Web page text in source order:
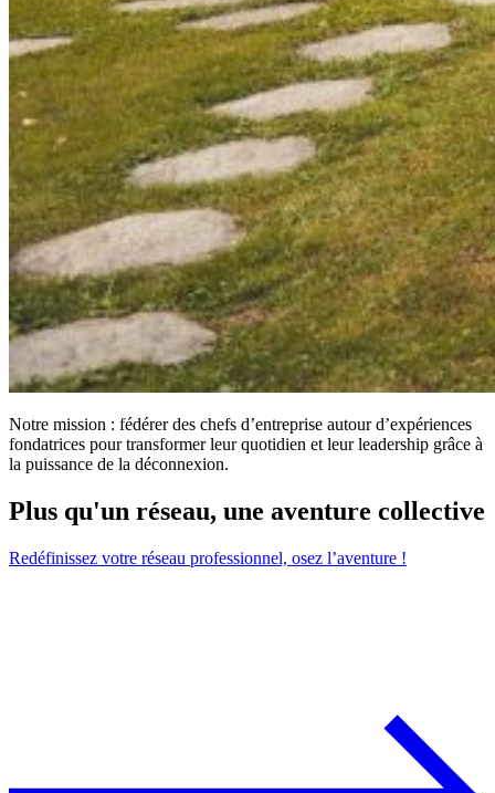
Notre mission : fédérer des chefs d’entreprise autour d’expériences
fondatrices pour transformer leur quotidien et leur leadership grâce à
la puissance de la déconnexion.
Plus qu'un réseau, une aventure collective
Redéfinissez votre réseau professionnel, osez l’aventure !